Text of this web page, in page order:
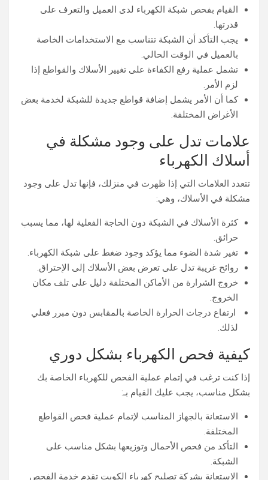
القيام بفحص شبكة الكهرباء لدى العميل والتعرف على
قدرتها.
يجب التأكد أن الشبكة تتناسب مع الاستخدامات الخاصة
بالعميل في الوقت الحالي.
تشمل عملية رفع الكفاءة على تغيير الأسلاك والقواطع إذا
لزم الأمر.
كما أن الأمر يشمل إضافة قواطع جديدة للشبكة لخدمة بعض
الأغراض المختلفة.
علامات تدل على وجود مشكلة في
أسلاك الكهرباء
تتعدد العلامات التي إذا ظهرت في منزلك، فإنها تدل على وجود
مشكلة في الأسلاك، وهي:
كثرة الأسلاك في الشبكة دون الحاجة الفعلية لها، مما يسبب
حرائق.
تغير شدة الضوء مما يؤكد وجود ضغط على شبكة الكهرباء.
روائح غريبة تدل على تعرض بعض الأسلاك إلى الإحتراق.
خروج الشرارة من الأماكن المختلفة دليل على تلف مكان
الخروج.
ارتفاع درجات الحرارة الخاصة بالمقابس دون مبرر فعلي
لذلك.
كيفية فحص الكهرباء بشكل دوري
إذا كنت ترغب في إتمام عملية الفحص للكهرباء الخاصة بك
بشكل مناسب، يجب عليك القيام بـ:
الاستعانة بالجهاز المناسب لإتمام عملية فحص القواطع
المختلفة.
التأكد من فحص الأحمال وتوزيعها بشكل مناسب على
الشبكة.
الاستعانة بشركة تصليح كهرباء الكويت تقدم خدمة الفحص